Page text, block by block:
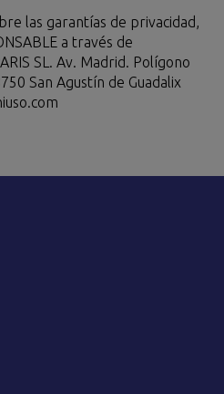
las garantías de privacidad,
a través de
SL. Av. Madrid. Polígono
San Agustín de Guadalix